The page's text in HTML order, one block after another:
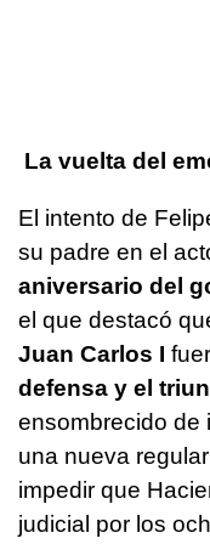
La vuelta del
El intento de
su padre en el
aniversario del
el que destacó
Juan Carlos I
defensa y el
ensombrecido de
una nueva
impedir que
judicial por los